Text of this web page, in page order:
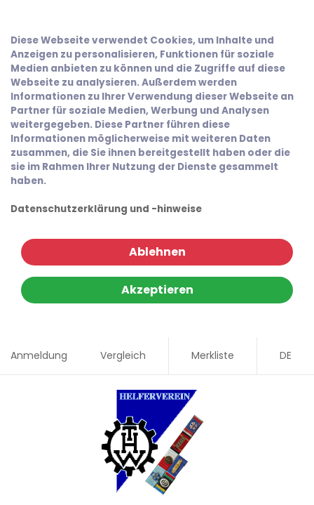
Diese Webseite verwendet Cookies, um Inhalte und
Anzeigen zu personalisieren, Funktionen für soziale
Medien anbieten zu können und die Zugriffe auf diese
Webseite zu analysieren. Außerdem werden
Informationen zu Ihrer Verwendung dieser Webseite an
Partner für soziale Medien, Werbung und Analysen
weitergegeben. Diese Partner führen diese
Informationen möglicherweise mit weiteren Daten
zusammen, die Sie ihnen bereitgestellt haben oder die
sie im Rahmen Ihrer Nutzung der Dienste gesammelt
haben.
Datenschutzerklärung und -hinweise
Ablehnen
Akzeptieren
Anmeldung Vergleich Merkliste DE